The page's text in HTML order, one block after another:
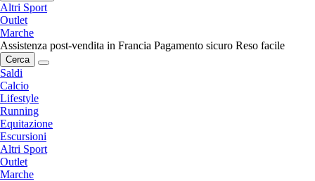
Altri Sport
Outlet
Marche
Assistenza post-vendita in Francia Pagamento sicuro Reso facile
Cerca
Saldi
Calcio
Lifestyle
Running
Equitazione
Escursioni
Altri Sport
Outlet
Marche